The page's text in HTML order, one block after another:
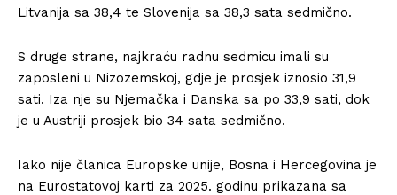
Litvanija sa 38,4 te Slovenija sa 38,3 sata sedmično.
S druge strane, najkraću radnu sedmicu imali su
zaposleni u Nizozemskoj, gdje je prosjek iznosio 31,9
sati. Iza nje su Njemačka i Danska sa po 33,9 sati, dok
je u Austriji prosjek bio 34 sata sedmično.
Iako nije članica Europske unije, Bosna i Hercegovina je
na Eurostatovoj karti za 2025. godinu prikazana sa